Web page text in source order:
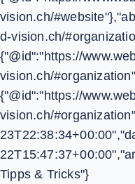
vision.ch/
d-vision.ch/
{"@id":"https://
vision.ch/
{"@id":"https://
vision.ch/
Tipps & Tricks"}